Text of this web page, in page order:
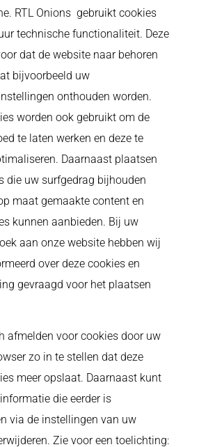
RTL Onions gebruikt cookies
technische functionaliteit. Deze
dat de website naar behoren
bijvoorbeeld uw
onthouden worden.
worden ook gebruikt om de
te laten werken en deze te
Daarnaast plaatsen
die uw surfgedrag bijhouden
maat gemaakte content en
kunnen aanbieden. Bij uw
aan onze website hebben wij
over deze cookies en
gevraagd voor het plaatsen
afmelden voor cookies door uw
zo in te stellen dat deze
meer opslaat. Daarnaast kunt
die eerder is
via de instellingen van uw
Zie voor een toelichting: